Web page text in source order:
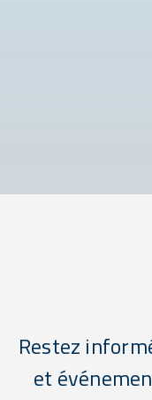
Restez
et